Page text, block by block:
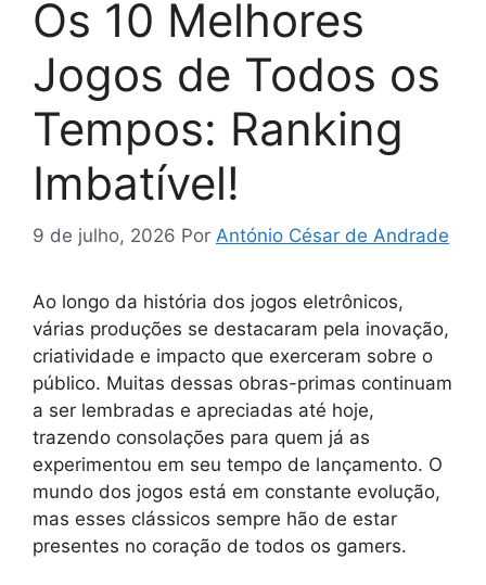
Os 10 Melhores
Jogos de Todos os
Tempos: Ranking
Imbatível!
9 de julho, 2026 Por António César de Andrade
Ao longo da história dos jogos eletrônicos,
várias produções se destacaram pela inovação,
criatividade e impacto que exerceram sobre o
público. Muitas dessas obras-primas continuam
a ser lembradas e apreciadas até hoje,
trazendo consolações para quem já as
experimentou em seu tempo de lançamento. O
mundo dos jogos está em constante evolução,
mas esses clássicos sempre hão de estar
presentes no coração de todos os gamers.